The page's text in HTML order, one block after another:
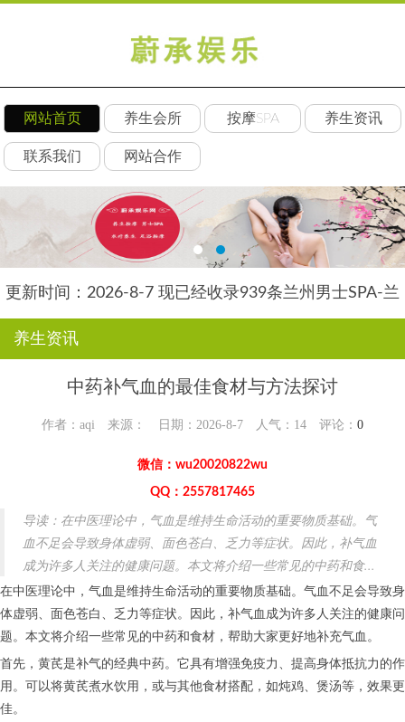
网站首页 养生会所 按摩SPA 养生资讯
联系我们 网站合作
更新时间：2026-8-7 现已经收录939条兰州男士SPA-兰
养生资讯
中药补气血的最佳食材与方法探讨
作者：aqi 来源： 日期：2026-8-7 人气： 14 评论： 0
微信：wu20020822wu
QQ：2557817465
导读：在中医理论中，气血是维持生命活动的重要物质基础。气
血不足会导致身体虚弱、面色苍白、乏力等症状。因此，补气血
成为许多人关注的健康问题。本文将介绍一些常见的中药和食...
在中医理论中，气血是维持生命活动的重要物质基础。气血不足会导致身
体虚弱、面色苍白、乏力等症状。因此，补气血成为许多人关注的健康问
题。本文将介绍一些常见的中药和食材，帮助大家更好地补充气血。
首先，黄芪是补气的经典中药。它具有增强免疫力、提高身体抵抗力的作
用。可以将黄芪煮水饮用，或与其他食材搭配，如炖鸡、煲汤等，效果更
佳。